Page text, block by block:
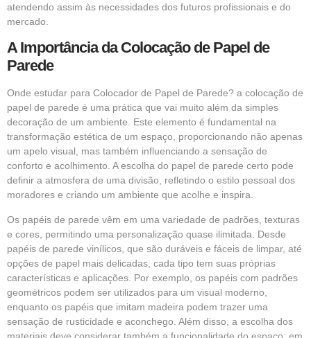
atendendo assim às necessidades dos futuros profissionais e do
mercado.
A Importância da Colocação de Papel de
Parede
Onde estudar para Colocador de Papel de Parede? a colocação de
papel de parede é uma prática que vai muito além da simples
decoração de um ambiente. Este elemento é fundamental na
transformação estética de um espaço, proporcionando não apenas
um apelo visual, mas também influenciando a sensação de
conforto e acolhimento. A escolha do papel de parede certo pode
definir a atmosfera de uma divisão, refletindo o estilo pessoal dos
moradores e criando um ambiente que acolhe e inspira.
Os papéis de parede vêm em uma variedade de padrões, texturas
e cores, permitindo uma personalização quase ilimitada. Desde
papéis de parede vinílicos, que são duráveis e fáceis de limpar, até
opções de papel mais delicadas, cada tipo tem suas próprias
características e aplicações. Por exemplo, os papéis com padrões
geométricos podem ser utilizados para um visual moderno,
enquanto os papéis que imitam madeira podem trazer uma
sensação de rusticidade e aconchego. Além disso, a escolha dos
materiais deve considerar também a funcionalidade do espaço; em